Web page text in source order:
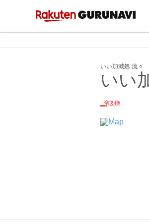
いい加減処 流々
いい
吸煙